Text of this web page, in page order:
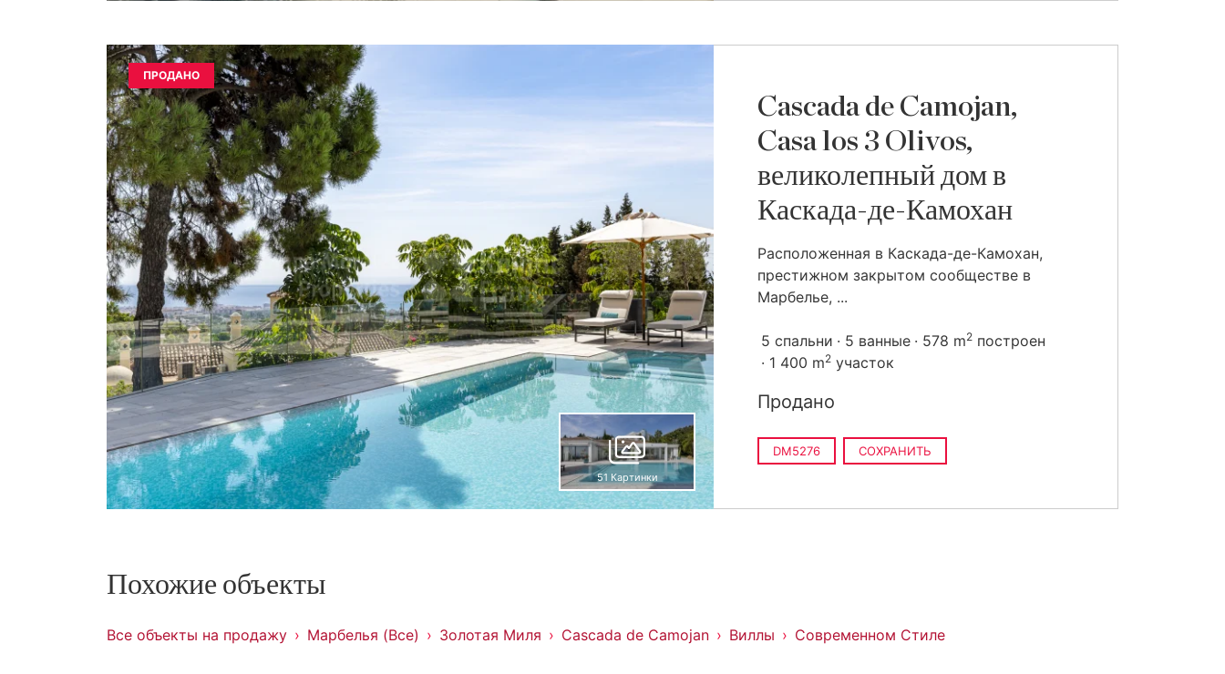
ПРОДАНО
51 Картинки
Cascada de Camojan,
Casa los 3 Olivos,
великолепный дом в
Каскада-де-Камохан
Расположенная в Каскада-де-Камохан,
престижном закрытом сообществе в
Марбелье, ...
5 спальни 5 ванные 578 m2 построен
1 400 m2 участок
Продано
DM5276 СОХРАНИТЬ
Похожие объекты
Все объекты на продажу Марбелья (Все) Золотая Миля Cascada de Camojan Виллы Современном Стиле